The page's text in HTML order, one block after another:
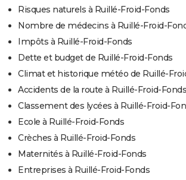
Risques naturels à Ruillé-Froid-Fonds
Nombre de médecins à Ruillé-Froid-
Impôts à Ruillé-Froid-Fonds
Dette et budget de Ruillé-Froid-Fonds
Climat et historique météo de Ruillé-
Accidents de la route à Ruillé-Froid-Fonds
Classement des lycées à Ruillé-Froid-
Ecole à Ruillé-Froid-Fonds
Crèches à Ruillé-Froid-Fonds
Maternités à Ruillé-Froid-Fonds
Entreprises à Ruillé-Froid-Fonds